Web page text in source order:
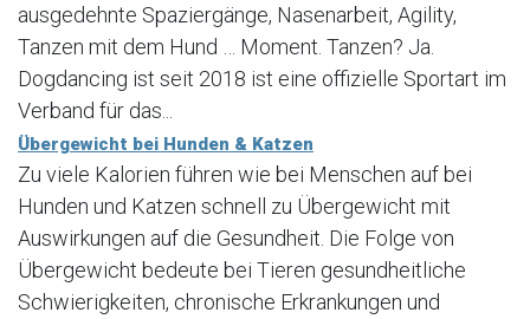
ausgedehnte Spaziergänge, Nasenarbeit, Agility,
Tanzen mit dem Hund … Moment. Tanzen? Ja.
Dogdancing ist seit 2018 ist eine offizielle Sportart im
Verband für das...
Übergewicht bei Hunden & Katzen
Zu viele Kalorien führen wie bei Menschen auf bei
Hunden und Katzen schnell zu Übergewicht mit
Auswirkungen auf die Gesundheit. Die Folge von
Übergewicht bedeute bei Tieren gesundheitliche
Schwierigkeiten, chronische Erkrankungen und